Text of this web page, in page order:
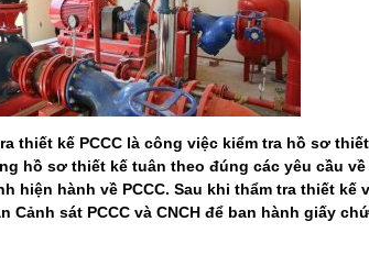
thiết kế PCCC là công việc kiểm tra hồ sơ
hồ sơ thiết kế tuân theo đúng các yêu cầu
hiện hành về PCCC. Sau khi thẩm tra thiết
Cảnh sát PCCC và CNCH để ban hành giấy